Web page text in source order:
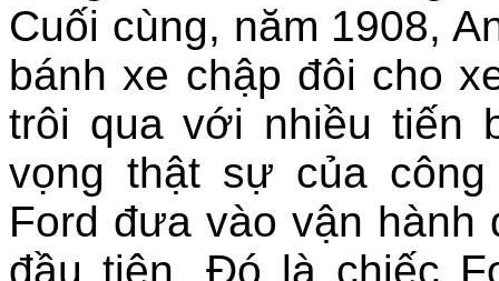
Cuối cùng, năm 1908,
bánh xe chập đôi cho
trôi qua với nhiều tiến
vọng thật sự của
Ford đưa vào vận
đầu tiên. Đó là chiếc